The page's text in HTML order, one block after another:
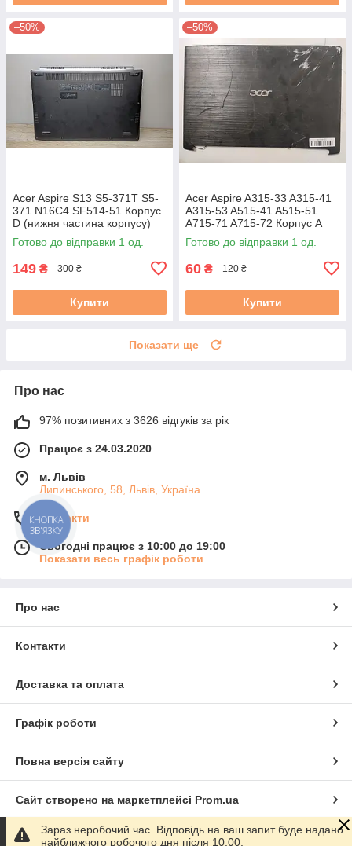
–50%
Acer Aspire S13 S5-371T S5-
371 N16C4 SF514-51 Корпус
D (нижня частина корпусу)
AM1JL000J00 AM1JL000600
бу #
Готово до відправки 1 од.
149 ₴ 300 ₴
Купити
–50%
Acer Aspire A315-33 A315-41
A315-53 A515-41 A515-51
A715-71 A715-72 Корпус A
(кришка матриці)
(AP28Z000100) бу
Готово до відправки 1 од.
60 ₴ 120 ₴
Купити
Показати ще
Про нас
97% позитивних з 3626 відгуків за рік
Працює з 24.03.2020
м. Львів
Липинського, 58, Львів, Україна
Контакти
Сьогодні працює з 10:00 до 19:00
Показати весь графік роботи
Про нас
Контакти
Доставка та оплата
Графік роботи
Повна версія сайту
Сайт створено на маркетплейсі Prom.ua
Політика конфіденційності
Зараз неробочий час. Відповідь на ваш запит буде надано
найближчого робочого дня після 10:00.
КНОПКА
ЗВ'ЯЗКУ